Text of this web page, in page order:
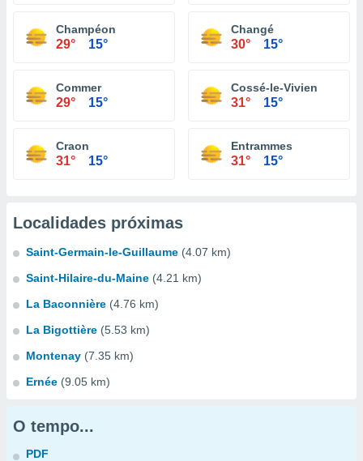
Champéon
29° 15°
Changé
30° 15°
Commer
29° 15°
Cossé-le-Vivien
31° 15°
Craon
31° 15°
Entrammes
31° 15°
Localidades próximas
Saint-Germain-le-Guillaume (4.07 km)
Saint-Hilaire-du-Maine (4.21 km)
La Baconnière (4.76 km)
La Bigottière (5.53 km)
Montenay (7.35 km)
Ernée (9.05 km)
O tempo...
PDF